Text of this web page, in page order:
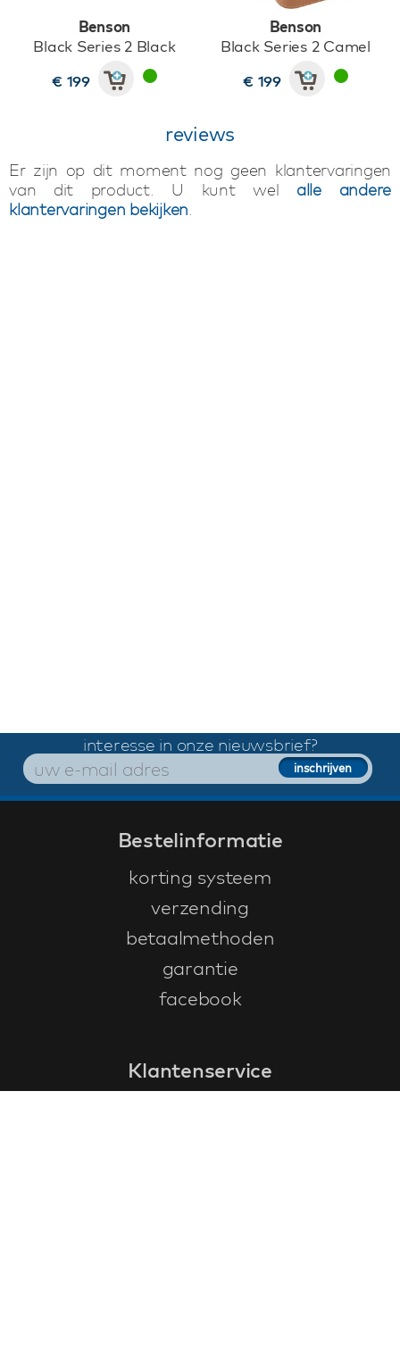
Benson
Black Series 2 Black
€ 199
Benson
Black Series 2 Camel
€ 199
reviews
Er zijn op dit moment nog geen klantervaringen
van dit product. U kunt wel alle andere
klantervaringen bekijken.
interesse in onze nieuwsbrief?
Bestelinformatie
korting systeem
verzending
betaalmethoden
garantie
facebook
Klantenservice